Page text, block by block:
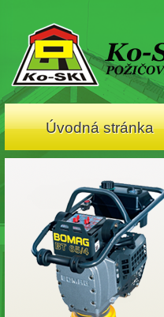
Úvodná stránka